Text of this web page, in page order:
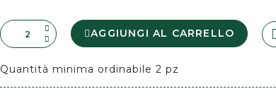
AGGIUNGI AL CARRELLO
Quantità minima ordinabile 2 pz